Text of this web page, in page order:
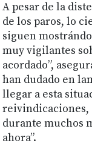
A pesar de la
de los paros, lo
siguen
muy vigilantes
acordado”,
han dudado en
llegar a esta
reivindicaciones,
durante muchos
ahora”.